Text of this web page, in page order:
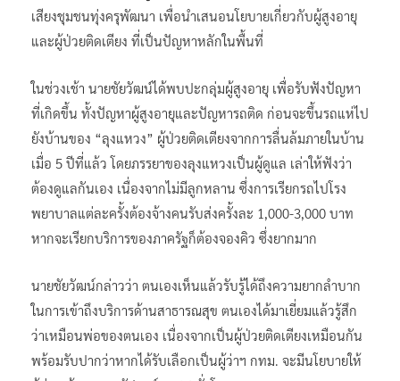
เสียงชุมชนทุ่งครุพัฒนา เพื่อนำเสนอนโยบายเกี่ยวกับผู้สูงอายุ
และผู้ป่วยติดเตียง ที่เป็นปัญหาหลักในพื้นที่
ในช่วงเช้า นายชัยวัฒน์ได้พบปะกลุ่มผู้สูงอายุ เพื่อรับฟังปัญหา
ที่เกิดขึ้น ทั้งปัญหาผู้สูงอายุและปัญหารถติด ก่อนจะขึ้นรถแห่ไป
ยังบ้านของ “ลุงแหวง” ผู้ป่วยติดเตียงจากการลื่นล้มภายในบ้าน
เมื่อ 5 ปีที่แล้ว โดยภรรยาของลุงแหวงเป็นผู้ดูแล เล่าให้ฟังว่า
ต้องดูแลกันเอง เนื่องจากไม่มีลูกหลาน ซึ่งการเรียกรถไปโรง
พยาบาลแต่ละครั้งต้องจ้างคนรับส่งครั้งละ 1,000-3,000 บาท
หากจะเรียกบริการของภาครัฐก็ต้องจองคิว ซึ่งยากมาก
นายชัยวัฒน์กล่าวว่า ตนเองเห็นแล้วรับรู้ได้ถึงความยากลำบาก
ในการเข้าถึงบริการด้านสาธารณสุข ตนเองได้มาเยี่ยมแล้วรู้สึก
ว่าเหมือนพ่อของตนเอง เนื่องจากเป็นผู้ป่วยติดเตียงเหมือนกัน
พร้อมรับปากว่าหากได้รับเลือกเป็นผู้ว่าฯ กทม. จะมีนโยบายให้